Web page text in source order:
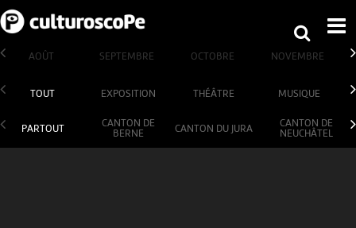
AOÛT SEPTEMBRE OCTOBRE NOVEMBRE
TOUT EXPOSITION THÉÂTRE MUSIQUE
PARTOUT
CANTON DE
BERNE
CANTON DU JURA
CANTON DE
NEUCHÂTEL